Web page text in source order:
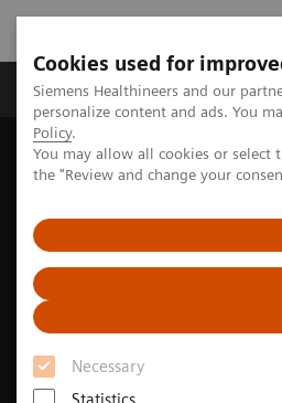
Cookies used for
Siemens Healthineers and our
personalize content and ads. You
Policy.
You may allow all cookies or select
the "Review and change your
Necessary
Produits & services
Home Services Customer Services